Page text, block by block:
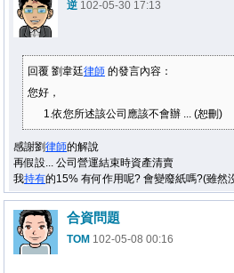
逆 102-05-30 17:13
回覆 劉韋廷律師 的發言內容：
您好，
1.依您所述該公司應該不會辦 ... (恕刪)
感謝劉律師的解說
再假設... 公司營運結束時資產清賣
我持有的15% 有何作用呢? 會變廢紙嗎?(雖然
合資問題
TOM 102-05-08 00:16